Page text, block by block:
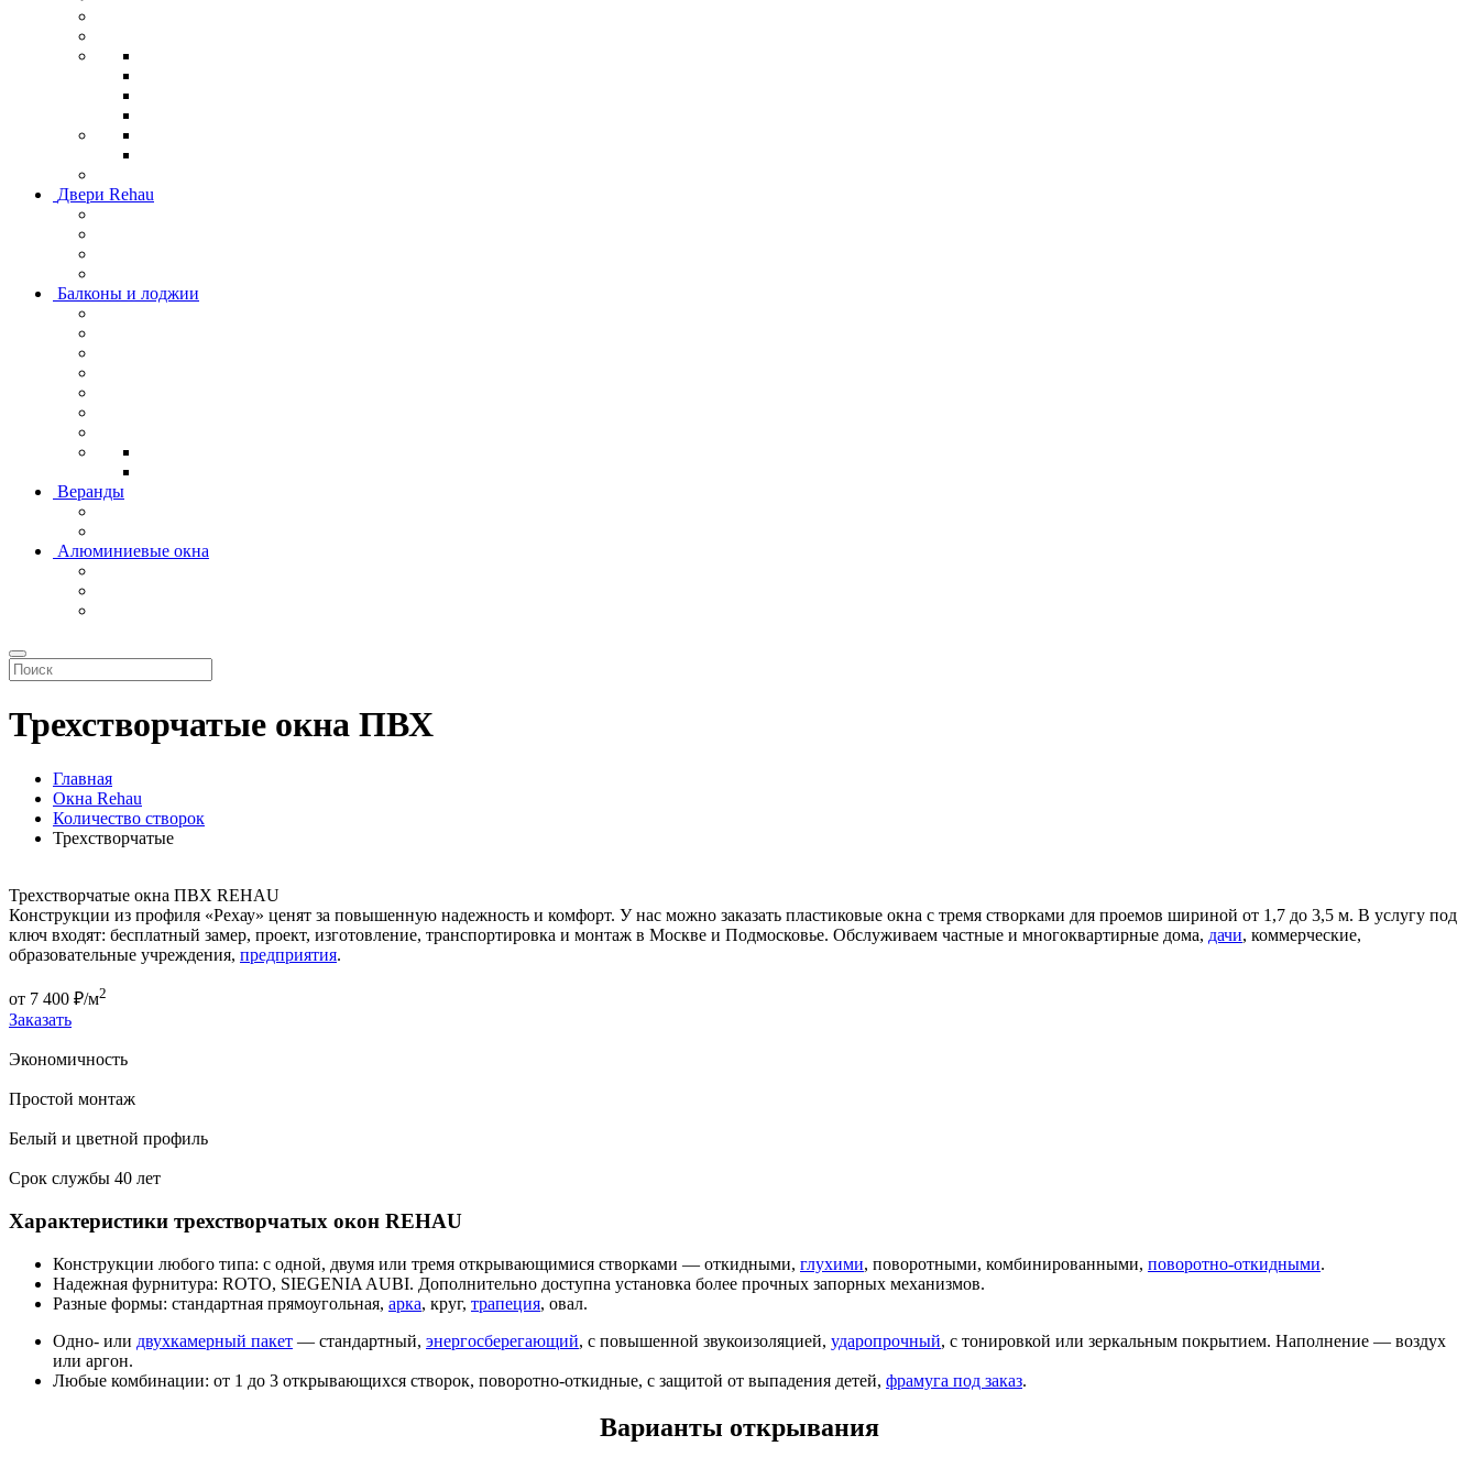
Двери Rehau
Балконы и лоджии
Веранды
Алюминиевые окна
Трехстворчатые окна ПВХ
Главная
Окна Rehau
Количество створок
Трехстворчатые
Трехстворчатые окна ПВХ REHAU
Конструкции из профиля «Рехау» ценят за повышенную надежность и комфорт. У нас можно заказать пластиковые окна с тремя створками для проемов шириной от 1,7 до 3,5 м. В услугу под
ключ входят: бесплатный замер, проект, изготовление, транспортировка и монтаж в Москве и Подмосковье. Обслуживаем частные и многоквартирные дома, дачи, коммерческие,
образовательные учреждения, предприятия.
от 7 400 ₽/м2
Заказать
Экономичность
Простой монтаж
Белый и цветной профиль
Срок службы 40 лет
Характеристики трехстворчатых окон REHAU
Конструкции любого типа: с одной, двумя или тремя открывающимися створками — откидными, глухими, поворотными, комбинированными, поворотно-откидными.
Надежная фурнитура: ROTO, SIEGENIA AUBI. Дополнительно доступна установка более прочных запорных механизмов.
Разные формы: стандартная прямоугольная, арка, круг, трапеция, овал.
Одно- или двухкамерный пакет — стандартный, энергосберегающий, с повышенной звукоизоляцией, ударопрочный, с тонировкой или зеркальным покрытием. Наполнение — воздух
или аргон.
Любые комбинации: от 1 до 3 открывающихся створок, поворотно-откидные, с защитой от выпадения детей, фрамуга под заказ.
Варианты открывания